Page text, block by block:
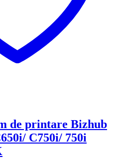
de printare Bizhub
C750i/ 750i